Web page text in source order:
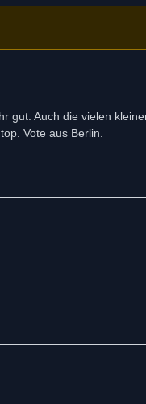
gut. Auch die vielen
Vote aus Berlin.